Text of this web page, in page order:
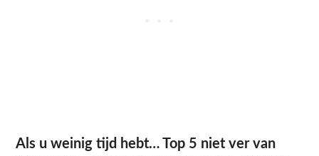
Als u weinig tijd hebt… Top 5 niet ver van